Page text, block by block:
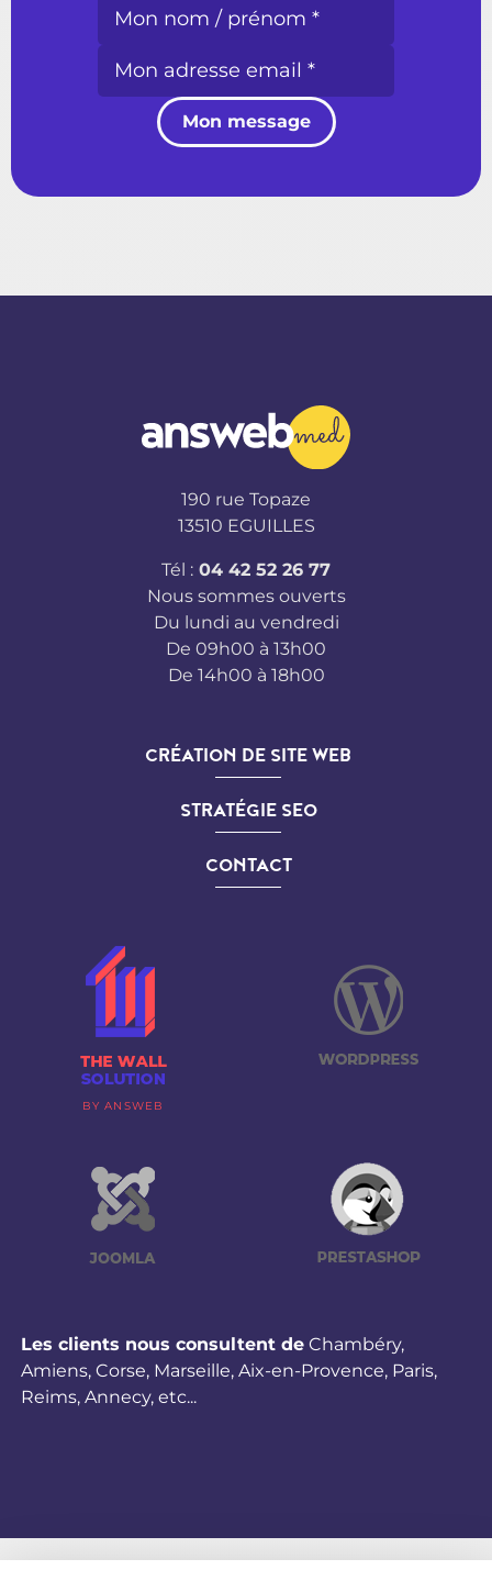
Mon message
190 rue Topaze
13510 EGUILLES
Tél : 04 42 52 26 77
Nous sommes ouverts
Du lundi au vendredi
De 09h00 à 13h00
De 14h00 à 18h00
CRÉATION DE SITE WEB
STRATÉGIE SEO
CONTACT
BY ANSWEB
Les clients nous consultent de Chambéry,
Amiens, Corse, Marseille, Aix-en-Provence, Paris,
Reims, Annecy, etc...